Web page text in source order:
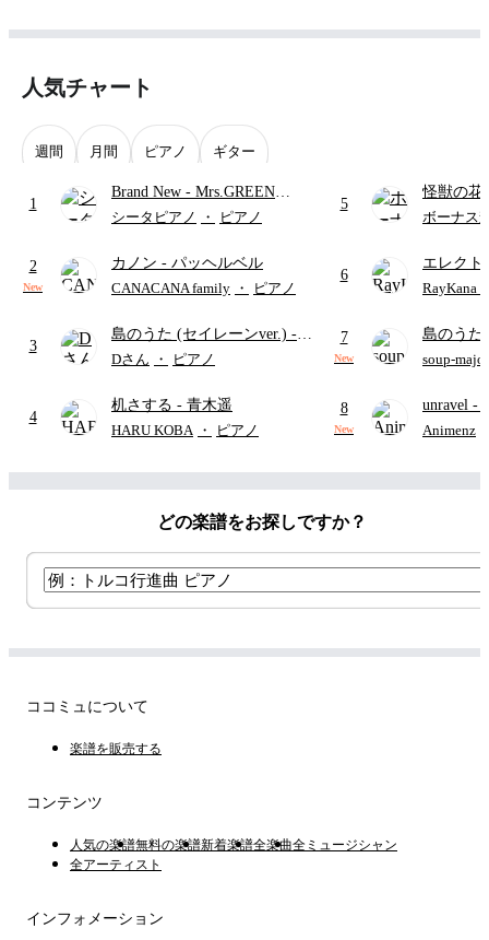
人気チャート
週間 月間 ピアノ ギター
1
Brand New - Mrs.GREEN
APPLE
シータピアノ ・ ピアノ
2
New
カノン - パッヘルベル
CANACANA family ・ ピアノ
3
島のうた (セイレーンver.) -
セイレーン(CV.鈴木みのり)
ード・ペダル付き/『映画ちい
かわ 人魚の島のひみつ』よ
Dさん ・ ピアノ
4
机さする - 青木遥
HARU KOBA
・ ピアノ
5
怪獣の
ードパー
ボーナス
6
エレク
ディズニ
RayKana
7
New
島のうた
映画ちい
soup-majo
8
New
unravel -
雨
Animenz
どの楽譜をお探しですか？
ココミュについて
楽譜を販売する
コンテンツ
人気の楽譜無料の楽譜新着楽譜全楽曲全ミュージシャン
全アーティスト
インフォメーション